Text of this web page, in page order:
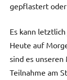
gepflastert
Es kann
Heute auf
sind es unseren
Teilnahme am